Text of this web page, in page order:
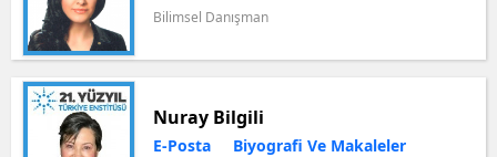
Bilimsel Danışman
Nuray Bilgili
E-Posta Biyografi Ve Makaleler